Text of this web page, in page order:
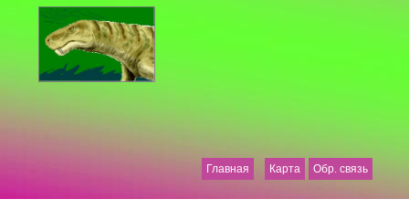
Главная Карта Обр. связь